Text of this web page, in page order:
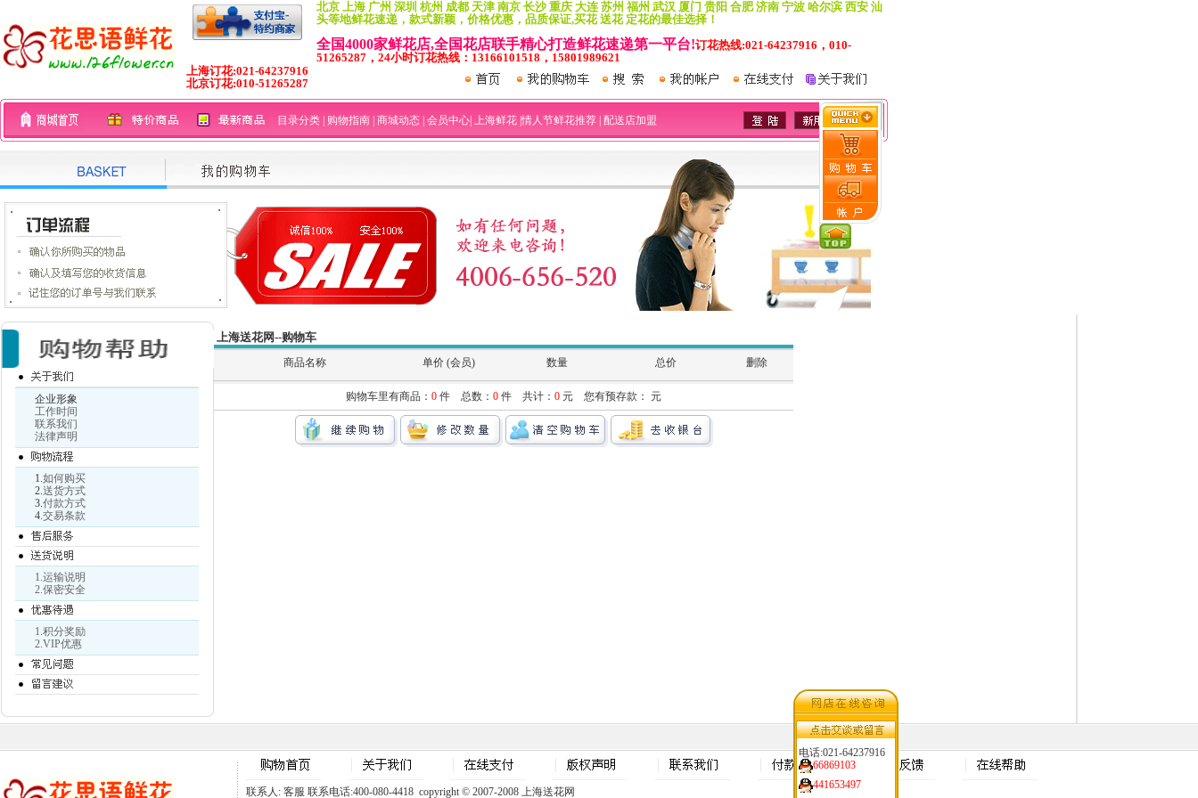
上海订花:021-64237916
北京订花:010-51265287
北京 上海 广州 深圳 杭州 成都 天津 南京 长沙 重庆 大连 苏州 福州 武汉 厦门 贵阳 合肥 济南 宁波 哈尔滨 西安 汕
头等地鲜花速递，款式新颖，价格优惠，品质保证,买花 送花 定花的最佳选择！
全国4000家鲜花店,全国花店联手精心打造鲜花速递第一平台!订花热线:021-64237916，010-
51265287，24小时订花热线：13166101518，15801989621
目录分类 购物指南 商城动态 会员中心 上海鲜花 情人节鲜花推荐 配送店加盟
企业形象
工作时间
联系我们
法律声明
1.如何购买
2.送货方式
3.付款方式
4.交易条款
1.运输说明
2.保密安全
1.积分奖励
2.VIP优惠
上海送花网--购物车
商品名称 单价 (会员) 数量 总价 删除
购物车里有商品： 0 件 总数： 0 件 共计： 0 元 您有预存款： 元
联系人: 客服 联系电话:400-080-4418 copyright © 2007-2008 上海送花网
电话:021-64237916
66869103
441653497